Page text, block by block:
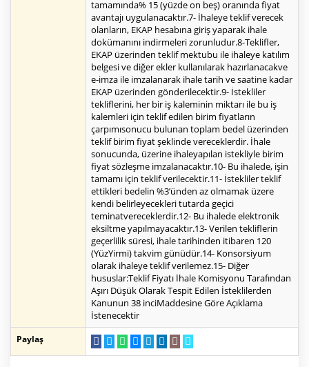
tamamında% 15 (yüzde on beş) oranında fiyat
avantajı uygulanacaktır.7- İhaleye teklif verecek
olanların, EKAP hesabına giriş yaparak ihale
dokümanını indirmeleri zorunludur.8-Teklifler,
EKAP üzerinden teklif mektubu ile ihaleye katılım
belgesi ve diğer ekler kullanılarak hazırlanacakve
e-imza ile imzalanarak ihale tarih ve saatine kadar
EKAP üzerinden gönderilecektir.9- İstekliler
tekliflerini, her bir iş kaleminin miktarı ile bu iş
kalemleri için teklif edilen birim fiyatların
çarpımısonucu bulunan toplam bedel üzerinden
teklif birim fiyat şeklinde vereceklerdir. İhale
sonucunda, üzerine ihaleyapılan istekliyle birim
fiyat sözleşme imzalanacaktır.10- Bu ihalede, işin
tamamı için teklif verilecektir.11- İstekliler teklif
ettikleri bedelin %3’ünden az olmamak üzere
kendi belirleyecekleri tutarda geçici
teminatvereceklerdir.12- Bu ihalede elektronik
eksiltme yapılmayacaktır.13- Verilen tekliflerin
geçerlilik süresi, ihale tarihinden itibaren 120
(YüzYirmi) takvim günüdür.14- Konsorsiyum
olarak ihaleye teklif verilemez.15- Diğer
hususlar:Teklif Fiyatı İhale Komisyonu Tarafından
Aşırı Düşük Olarak Tespit Edilen İsteklilerden
Kanunun 38 inciMaddesine Göre Açıklama
İstenecektir
Paylaş